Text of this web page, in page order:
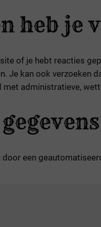
heb je
of je hebt reacties
Je kan ook verzoeken
administratieve,
door een